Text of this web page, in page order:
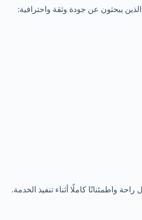
يبحثون عن جودة وثقة واحترافية:
واطمئنانًا كاملًا أثناء تنفيذ الخدمة.